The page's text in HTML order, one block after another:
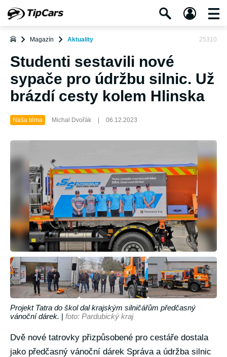
Magazín Aktuality 25310
Studenti sestavili nové
sypače pro údržbu silnic. Už
brázdí cesty kolem Hlinska
Naša téma Michal Dvořák 06.12.2023
Projekt Tatra do škol dal krajským silničářům předčasný
vánoční dárek. | foto: Pardubický kraj
Dvě nové tatrovky přizpůsobené pro cestáře dostala
jako předčasný vánoční dárek Správa a údržba silnic